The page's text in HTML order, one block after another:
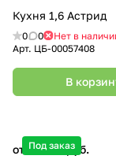
Кухня 1,6 Астрид
0 0
Нет в
Арт. ЦБ-00057408
В
Под заказ
от 15 500 руб.